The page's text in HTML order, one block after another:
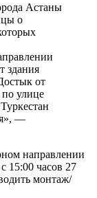
Астаны
о
здания
от
улице
—
направлении
15:00 часов 27
монтаж/